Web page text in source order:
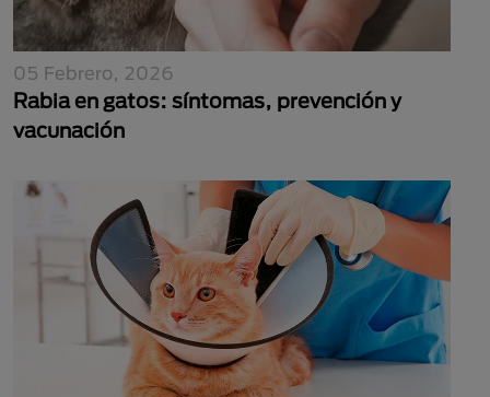
05 Febrero, 2026
Rabia en gatos: síntomas, prevención y
vacunación